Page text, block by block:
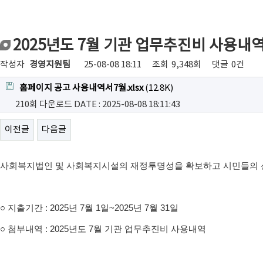
2025년도 7월 기관 업무추진비 사용내
작성자 경영지원팀 25-08-08 18:11 조회 9,348회 댓글 0건
홈페이지 공고 사용내역서7월.xlsx(12.8K)
210회 다운로드 DATE : 2025-08-08 18:11:43
이전글 다음글
사회복지법인 및 사회복지시설의 재정투명성을 확보하고 시민들
○ 지출기간 : 2025년 7월 1일~2025년 7월 31일
○ 첨부내역 : 2025년도 7월 기관 업무추진비 사용내역